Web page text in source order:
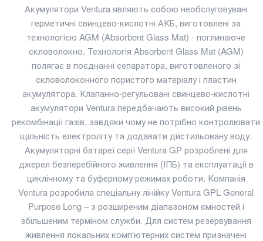
Акумулятор Ventura GP 12-3,3
text_zero
Додаткові характеристикиAGM акумулятор. Має напругу
12 В та ємність - 3.30 А*год. Розміри акумулятор..
Акумулятори Ventura являють собою необслуговувані
герметичні свинцево-кислотні АКБ, виготовлені за
технологією AGM (Absorbent Glass Mat) - поглинаюче
скловолокно. Технологія Absorbent Glass Mat (AGM)
полягає в поєднанні сепаратора, виготовленого зі
скловолоконного пористого матеріалу і пластин
акумулятора. Клапанно-регульовані свинцево-кислотні
акумулятори Ventura передбачають високий рівень
рекомбінації газів, завдяки чому не потрібно контролювати
щільність електроліту та додавати дистильовану воду.
Акумуляторні батареї серії Ventura GP розроблені для
джерел безперебійного живлення (ІПБ) та експлуатації в
циклічному та буферному режимах роботи. Компанія
Ventura розробила спеціальну лінійку Ventura GPL General
Purpose Long – з розширеним діапазоном ємностей і
збільшеним терміном служби. Для систем резервування
живлення локальних комп'ютерних систем призначені